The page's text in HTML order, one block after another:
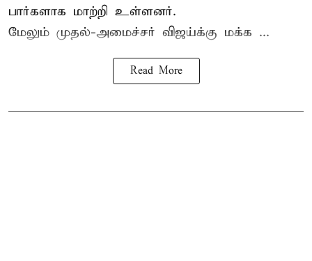
பார்களாக மாற்றி உள்ளனர்.
மேலும் முதல்-அமைச்சர் விஜய்க்கு மக்க ...
Read More